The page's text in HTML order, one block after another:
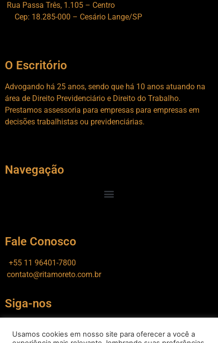
Rua Passa Três, 1.105 – Centro
Cep: 18.285-000 – Cesário Lange/SP
O Escritório
Advogando há 25 anos, sendo que há 10 anos atuando na
área de Direito Previdenciário e Direito do Trabalho.
Prestamos assessoria para empresas para empresas em
decisões trabalhistas ou previdenciárias.
Navegação
Fale Conosco
+55 11 96401-7800
contato@ritamoreto.com.br
Siga-nos
Usamos cookies em nosso site para oferecer a você a